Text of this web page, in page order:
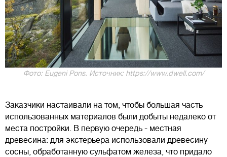
Фото: Eugeni Pons. Источник: https://www.dwell.com/
Заказчики настаивали на том, чтобы большая часть
использованных материалов были добыты недалеко от
места постройки. В первую очередь - местная
древесина: для экстерьера использовали древесину
сосны, обработанную сульфатом железа, что придало